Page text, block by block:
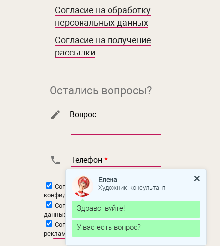
Согласие на обработку
персональных данных
Согласие на получение
рассылки
Остались вопросы?
Вопрос
Телефон *
Согласен сполитикой
конфиденциальности
Согласен наобработку персональных
данных
Согласен наполучение новостной и
рекламной рассылки
Елена
Художник-консультант
Здравствуйте!
У вас есть вопрос?